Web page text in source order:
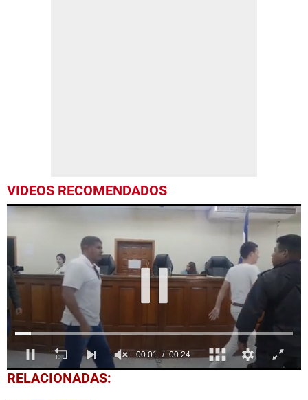
VIDEOS RECOMENDADOS
0
seconds
RELACIONADAS: